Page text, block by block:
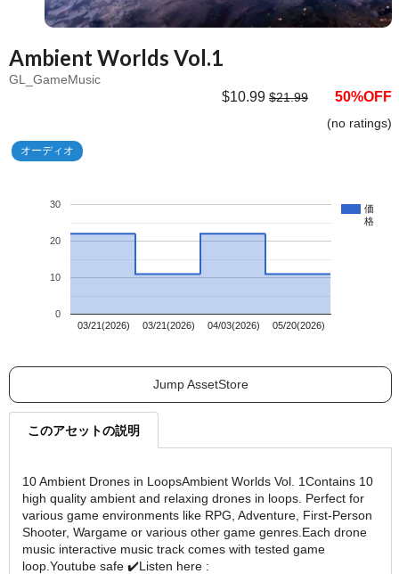
Ambient Worlds Vol.1
GL_GameMusic
$10.99 $21.99 50%OFF
(no ratings)
オーディオ
価
格
03/21(2026) 03/21(2026) 04/03(2026) 05/20(2026)
0
10
20
30
Jump AssetStore
このアセットの説明
10 Ambient Drones in LoopsAmbient Worlds Vol. 1Contains 10
high quality ambient and relaxing drones in loops. Perfect for
various game environments like RPG, Adventure, First-Person
Shooter, Wargame or various other game genres.Each drone
music interactive music track comes with tested game
loop.Youtube safe ✔️Listen here :